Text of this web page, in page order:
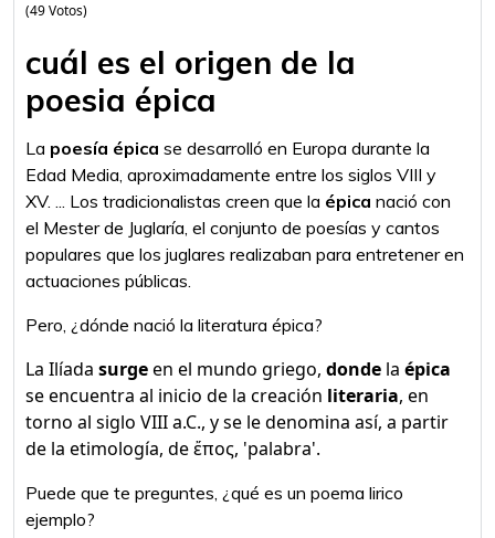
(49 Votos)
cuál es el origen de la
poesia épica
La poesía épica se desarrolló en Europa durante la
Edad Media, aproximadamente entre los siglos VIII y
XV. ... Los tradicionalistas creen que la épica nació con
el Mester de Juglaría, el conjunto de poesías y cantos
populares que los juglares realizaban para entretener en
actuaciones públicas.
Pero, ¿dónde nació la literatura épica?
La Ilíada surgeen el mundo griego, donde la épica
se encuentra al inicio de la creación literaria, en
torno al siglo VIII a.C., y se le denomina así, a partir
de la etimología, de ἔπος, 'palabra'.
Puede que te preguntes, ¿qué es un poema lirico
ejemplo?